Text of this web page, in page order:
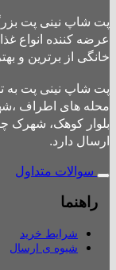
پت شاپ نینی پت
عرضه کننده انواع
خانگی از برترین و
محله های اطراف
بلوار کوهک، شهرک
ارسال دارد.
سوالات متداول
راهنما
شرایط خرید
شیوه ی ارسال